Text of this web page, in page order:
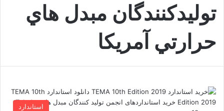
توليدکنندگان مبدل هاي
حرارتي آمريکا
استاندارد